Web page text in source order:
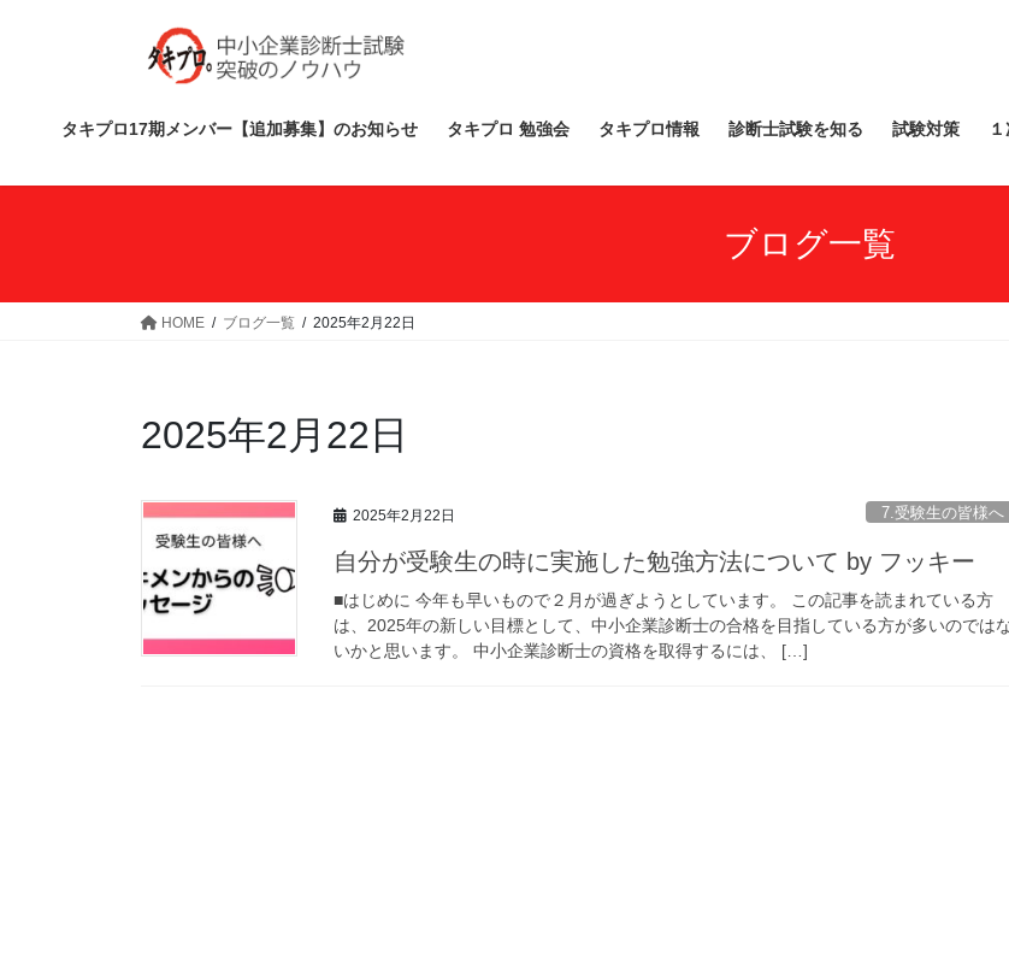
ス
ン
タキプロ17期メンバー【追加募集】のお知らせ タキプロ 勉強会 タキプロ情報 診断士試験を知る 試験対策
ブログ一覧
HOME ブログ一覧 2025年2月22日
2025年2月22日
2025年2月22日 7.受験生の皆様へ
自分が受験生の時に実施した勉強方法について by フッキー
■はじめに 今年も早いもので２月が過ぎようとしています。 この記事を読まれている方
は、2025年の新しい目標として、中小企業診断士の合格を目指している方が多いのでは
いかと思います。 中小企業診断士の資格を取得するには、 […]